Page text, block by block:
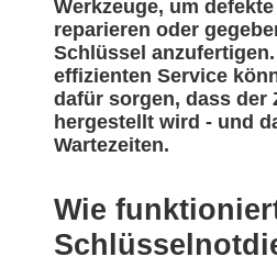
Werkzeuge, um
reparieren oder
Schlüssel
effizienten Service
dafür sorgen, dass der
hergestellt wird - und
Wartezeiten.
Wie